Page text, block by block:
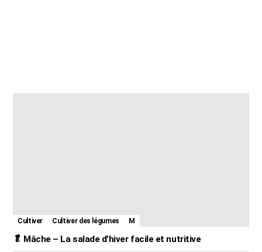
Cultiver Cultiver des légumes M
🥬 Mâche – La salade d’hiver facile et nutritive